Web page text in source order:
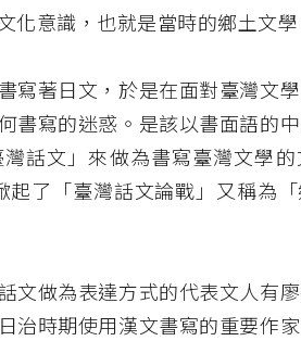
化意識，也就是當時的鄉土文學
寫著日文，於是在面對臺灣文
書寫的迷惑。是該以書面語的
話文」來做為書寫臺灣文學
了「臺灣話文論戰」又稱為「
文做為表達方式的代表文人有
治時期使用漢文書寫的重要作